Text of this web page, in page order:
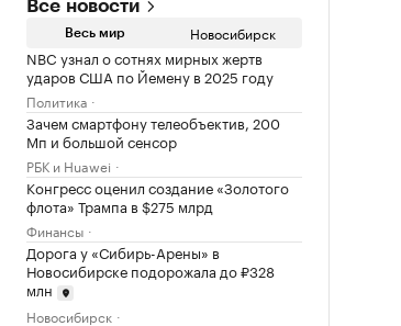
Все новости
Весь мир Новосибирск
NBC узнал о сотнях мирных жертв
ударов США по Йемену в 2025 году
Политика
Зачем смартфону телеобъектив, 200
Мп и большой сенсор
РБК и Huawei
Конгресс оценил создание «Золотого
флота» Трампа в $275 млрд
Финансы
Дорога у «Сибирь-Арены» в
Новосибирске подорожала до ₽328
млн
Новосибирск